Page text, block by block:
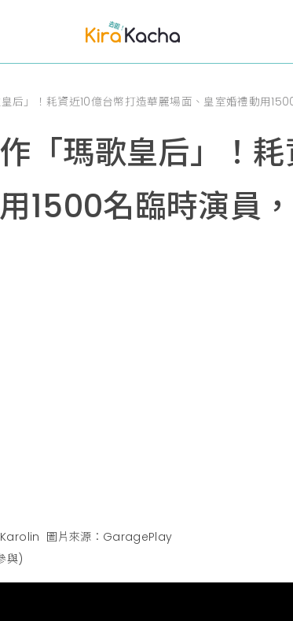
后」！耗資近10億台幣打造華麗場面、皇室婚禮動用
「瑪歌皇后」！
1500名臨時演員
圖片來源：GaragePlay
與)